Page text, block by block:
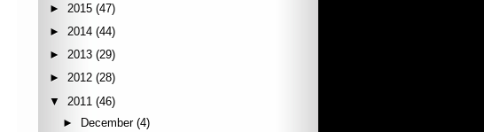
► 2015 (47)
► 2014 (44)
► 2013 (29)
► 2012 (28)
▼
2011 (46)
► December (4)